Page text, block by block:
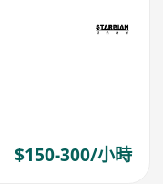
$150-300/小時